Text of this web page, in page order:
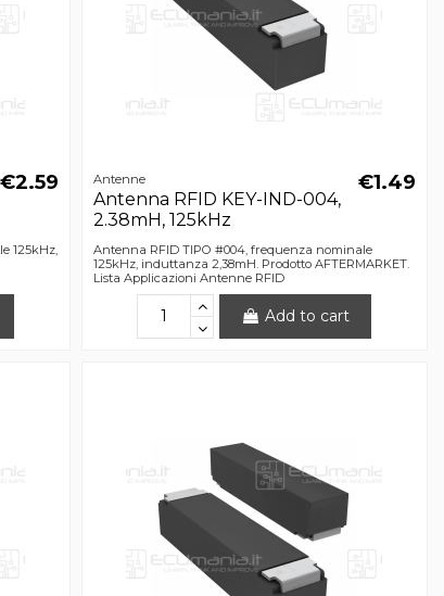
€2.59
125kHz,
Antenne
Antenna RFID KEY-IND-004,
2.38mH, 125kHz
€1.49
Antenna RFID TIPO #004, frequenza nominale
125kHz, induttanza 2,38mH. Prodotto AFTERMARKET.
Lista Applicazioni Antenne RFID
Add to cart